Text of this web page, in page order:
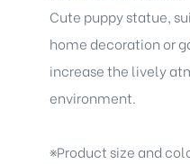
Cute puppy statue,
home decoration or
increase the lively
environment.
※Product size and